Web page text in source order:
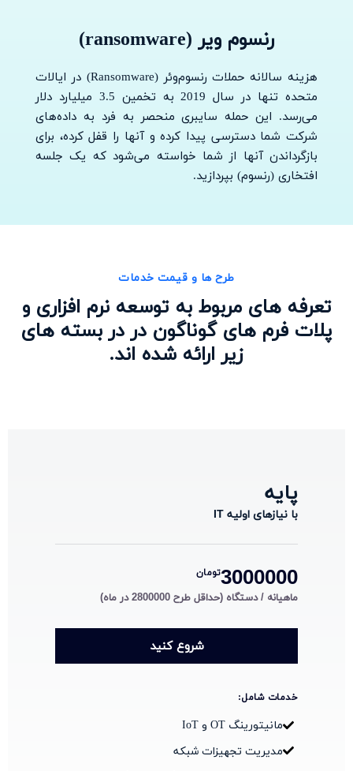
رنسوم ویر (ransomware)
هزینه سالانه حملات رنسوم‌وئر (Ransomware) در ایالات
متحده تنها در سال 2019 به تخمین 3.5 میلیارد دلار
می‌رسد. این حمله سایبری منحصر به فرد به داده‌های
شرکت شما دسترسی پیدا کرده و آنها را قفل کرده، برای
بازگرداندن آنها از شما خواسته می‌شود که یک جلسه
افتخاری (رنسوم) بپردازید.
طرح ها و قیمت خدمات
تعرفه های مربوط به توسعه نرم افزاری و
پلات فرم های گوناگون در در بسته های
زیر ارائه شده اند.
پایه
با نیازهای اولیه IT
3000000تومان
ماهیانه / دستگاه (حداقل طرح 2800000 در ماه)
مانیتورینگ OT و IoT
مدیریت تجهیزات شبکه
شروع کنید
خدمات شامل: